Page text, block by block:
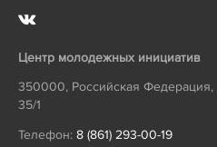
Центр молодежных инициатив
350000, Российская Федерация,
35/1
Телефон: 8 (861) 293-00-19